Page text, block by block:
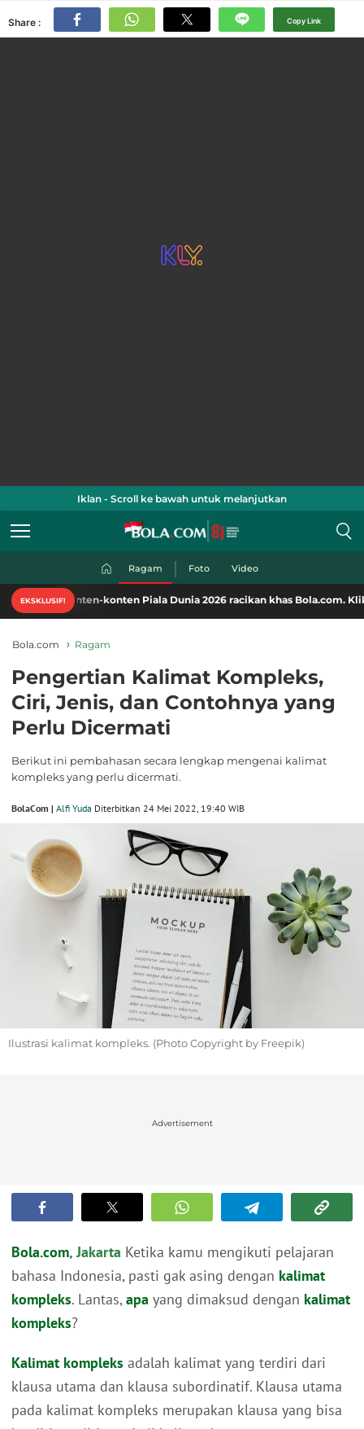
Share : Copy Link
Iklan - Scroll ke bawah untuk melanjutkan
Ragam Foto Video
EKSKLUSIF!
konten Piala Dunia 2026 racikan khas Bola.com. Klik di sini!
Bola.com Ragam
Pengertian Kalimat Kompleks,
Ciri, Jenis, dan Contohnya yang
Perlu Dicermati
Berikut ini pembahasan secara lengkap mengenai kalimat
kompleks yang perlu dicermati.
BolaCom | Alfi Yuda Diterbitkan 24 Mei 2022, 19:40 WIB
Ilustrasi kalimat kompleks. (Photo Copyright by Freepik)
Advertisement
Bola.com, Jakarta Ketika kamu mengikuti pelajaran
bahasa Indonesia, pasti gak asing dengan kalimat
kompleks. Lantas, apa yang dimaksud dengan kalimat
kompleks?
Kalimat kompleks adalah kalimat yang terdiri dari
klausa utama dan klausa subordinatif. Klausa utama
pada kalimat kompleks merupakan klausa yang bisa